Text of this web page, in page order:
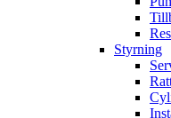
Styrning